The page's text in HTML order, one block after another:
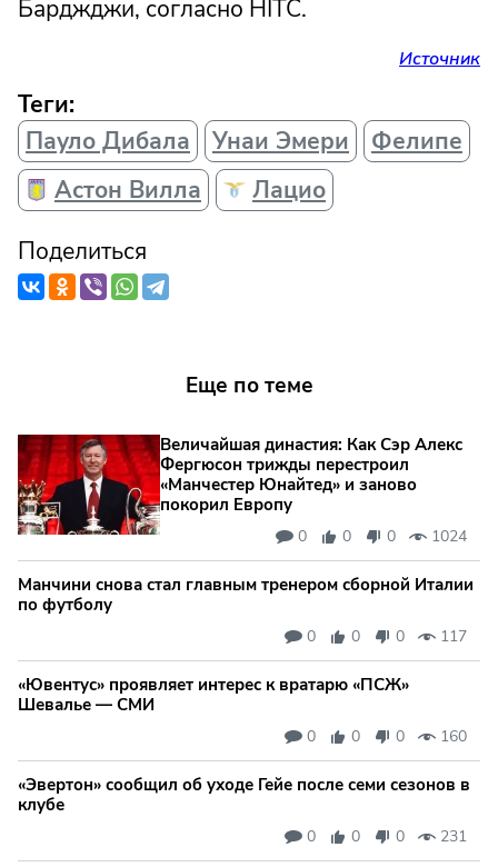
Барджджи, согласно HITC.
Источник
Теги:
Пауло Дибала
Унаи Эмери
Фелипе
Астон Вилла
Лацио
Поделиться
Еще по теме
Величайшая династия: Как Сэр Алекс
Фергюсон трижды перестроил
«Манчестер Юнайтед» и заново
покорил Европу
0 0 0 1024
Манчини снова стал главным тренером сборной Италии
по футболу
0 0 0 117
«Ювентус» проявляет интерес к вратарю «ПСЖ»
Шевалье — СМИ
0 0 0 160
«Эвертон» сообщил об уходе Гейе после семи сезонов в
клубе
0 0 0 231